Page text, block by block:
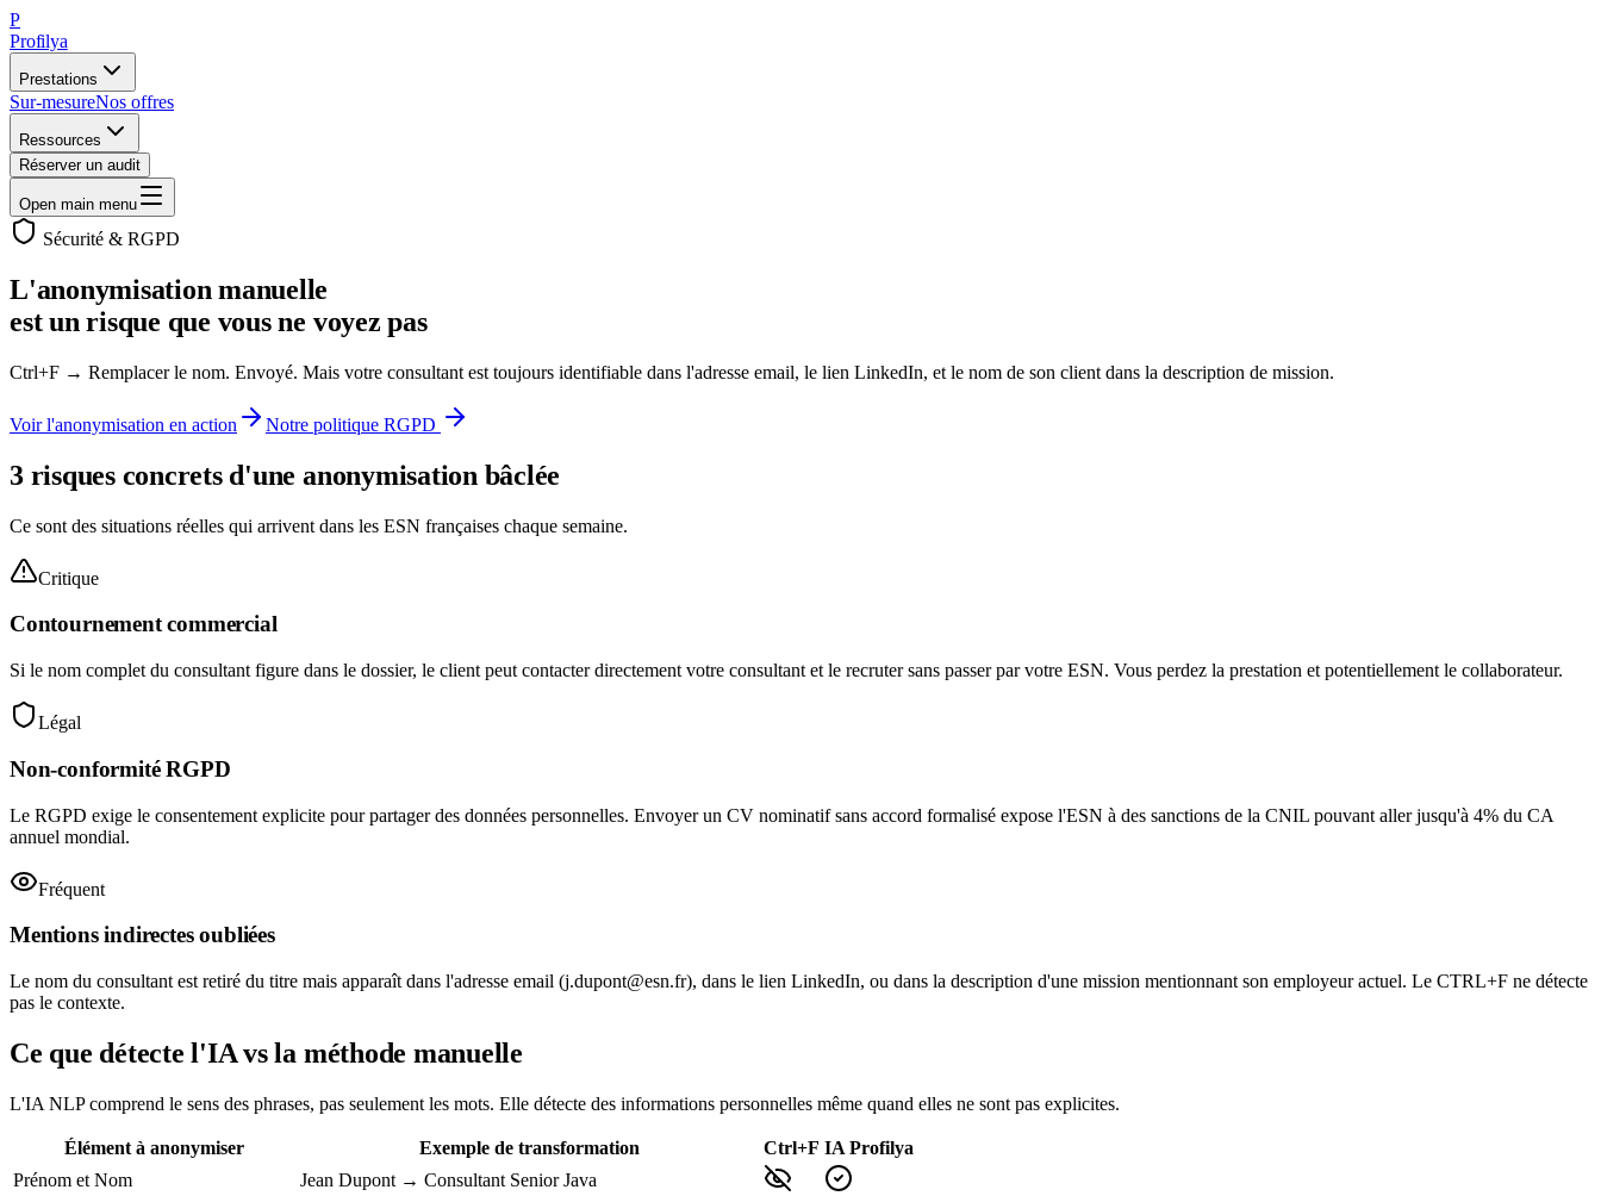
P
Profilya
Prestations
Sur-mesureNos offres
Ressources
Réserver un audit
Open main menu
Sécurité & RGPD
L'anonymisation manuelle
est un risque que vous ne voyez pas
Ctrl+F → Remplacer le nom. Envoyé. Mais votre consultant est toujours identifiable dans l'adresse email, le lien LinkedIn, et le nom de son client dans la description de mission.
Voir l'anonymisation en action Notre politique RGPD
3 risques concrets d'une anonymisation bâclée
Ce sont des situations réelles qui arrivent dans les ESN françaises chaque semaine.
Critique
Contournement commercial
Si le nom complet du consultant figure dans le dossier, le client peut contacter directement votre consultant et le recruter sans passer par votre ESN. Vous perdez la prestation et potentiellement le collaborateur.
Légal
Non-conformité RGPD
Le RGPD exige le consentement explicite pour partager des données personnelles. Envoyer un CV nominatif sans accord formalisé expose l'ESN à des sanctions de la CNIL pouvant aller jusqu'à 4% du CA
annuel mondial.
Fréquent
Mentions indirectes oubliées
Le nom du consultant est retiré du titre mais apparaît dans l'adresse email (j.dupont@esn.fr), dans le lien LinkedIn, ou dans la description d'une mission mentionnant son employeur actuel. Le CTRL+F ne détecte
pas le contexte.
Ce que détecte l'IA vs la méthode manuelle
L'IA NLP comprend le sens des phrases, pas seulement les mots. Elle détecte des informations personnelles même quand elles ne sont pas explicites.
Élément à anonymiser Exemple de transformation Ctrl+F IA Profilya
Prénom et Nom
Jean Dupont → Consultant Senior Java